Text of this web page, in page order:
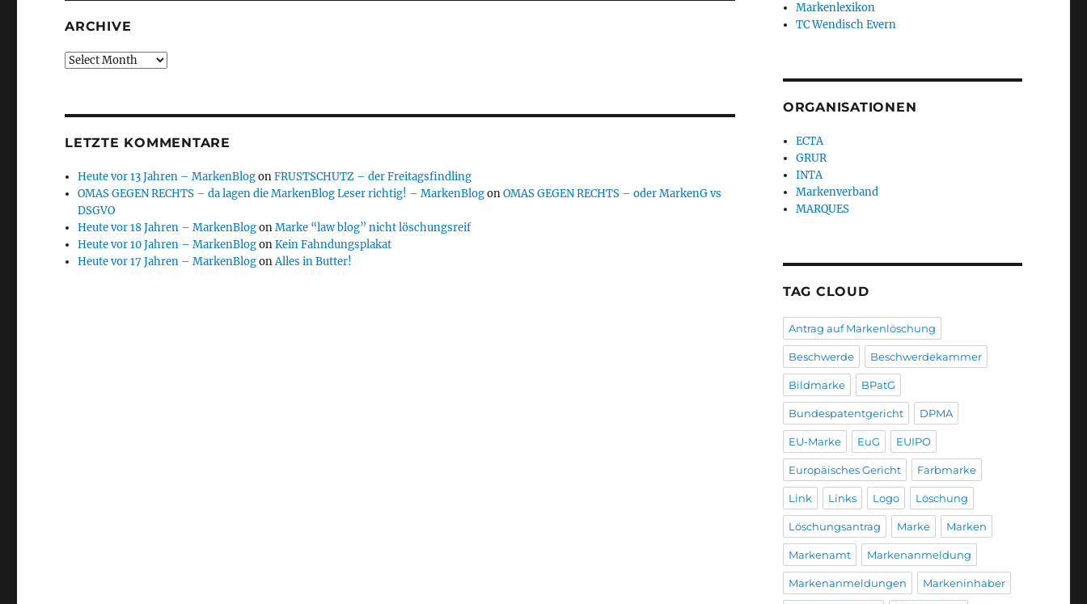
ARCHIVE
Archive
LETZTE KOMMENTARE
Heute vor 13 Jahren – MarkenBlogonFRUSTSCHUTZ – der Freitagsfindling
OMAS GEGEN RECHTS – da lagen die MarkenBlog Leser richtig! – MarkenBlogonOMAS GEGEN RECHTS – oder MarkenG vs
DSGVO
Heute vor 18 Jahren – MarkenBlogonMarke “law blog” nicht löschungsreif
Heute vor 10 Jahren – MarkenBlogonKein Fahndungsplakat
Heute vor 17 Jahren – MarkenBlogonAlles in Butter!
Markenlexikon
TC Wendisch Evern
ORGANISATIONEN
ECTA
GRUR
INTA
Markenverband
MARQUES
TAG CLOUD
Antrag auf Markenlöschung
Beschwerde Beschwerdekammer
Bildmarke BPatG
Bundespatentgericht DPMA
EU-Marke EuG EUIPO
Europäisches Gericht Farbmarke
Link Links Logo Löschung
Löschungsantrag Marke Marken
Markenamt Markenanmeldung
Markenanmeldungen Markeninhaber